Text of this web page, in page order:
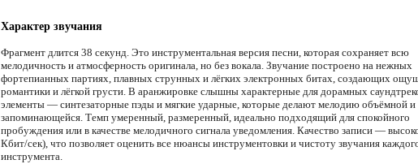
Характер звучания
Фрагмент длится 38 секунд. Это инструментальная версия песни, которая сохраняет всю
мелодичность и атмосферность оригинала, но без вокала. Звучание построено на нежных
фортепианных партиях, плавных струнных и лёгких электронных битах, создающих
романтики и лёгкой грусти. В аранжировке слышны характерные для дорамных
элементы — синтезаторные пэды и мягкие ударные, которые делают мелодию объёмной и
запоминающейся. Темп умеренный, размеренный, идеально подходящий для спокойного
пробуждения или в качестве мелодичного сигнала уведомления. Качество записи —
Кбит/сек), что позволяет оценить все нюансы инструментовки и чистоту звучания
инструмента.